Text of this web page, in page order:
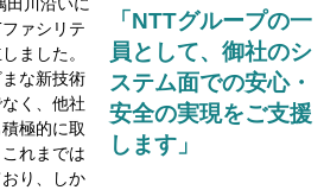
「NTTグループの一
員として、御社のシ
ステム面での安心・
安全の実現をご支援
します」
ァシリテ
ました。
な新技術
く、他社
極的に取
れまでは
り、しか